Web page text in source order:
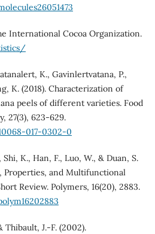
International Cocoa Organization.
K., Gavinlertvatana, P.,
K. (2018). Characterization of
peels of different varieties. Food
27(3), 623-629.
017-0302-0
K., Han, F., Luo, W., & Duan, S.
Properties, and Multifunctional
Review. Polymers, 16(20), 2883.
Thibault, J.-F. (2002).